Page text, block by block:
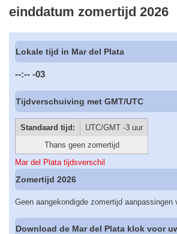
einddatum zomertijd 2026
Lokale tijd in Mar del Plata
--:-- -03
Tijdverschuiving met GMT/UTC
Standaard tijd:
UTC/GMT -3 uur
Thans geen zomertijd
Mar del Plata tijdsverschil
Zomertijd 2026
Geen aangekondigde zomertijd aanpassingen
Download de Mar del Plata klok voor